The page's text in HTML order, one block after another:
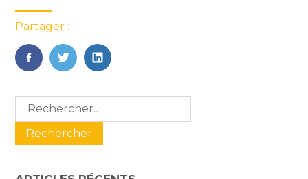
Partager :
FaceBook
TwitterLinkedIn
Blog
sidebar
Rechercher :